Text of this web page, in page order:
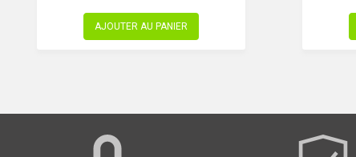
AJOUTER AU PANIER